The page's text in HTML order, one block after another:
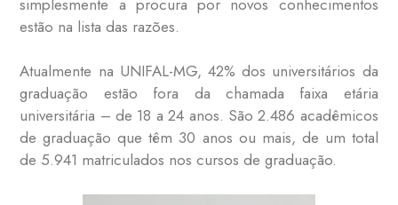
estão na lista das razões.
Atualmente na UNIFAL-MG, 42% dos universitários da
graduação estão fora da chamada faixa etária
universitária – de 18 a 24 anos. São 2.486 acadêmicos
de graduação que têm 30 anos ou mais, de um total
de 5.941 matriculados nos cursos de graduação.